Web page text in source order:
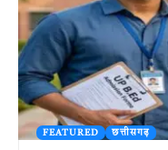
FEATURED छत्तीसगढ़